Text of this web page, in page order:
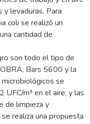
y levaduras. Para
coli se realizó un
cantidad de
son todo el tipo de
Bars 5600 y la
se
UFC/m³ en el aire, y las
de limpieza y
realiza una propuesta